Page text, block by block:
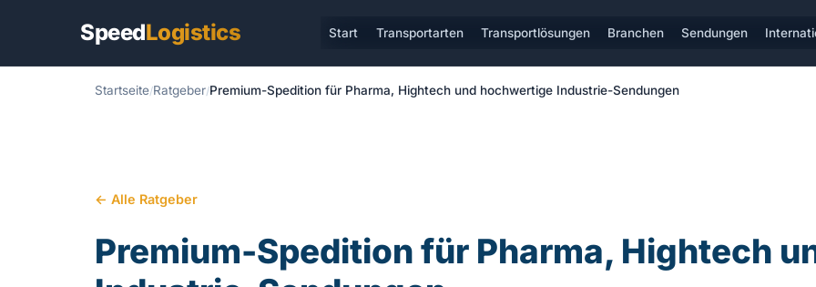
SpeedLogistics Start Transportarten Transportlösungen Branchen Sendungen
Startseite Ratgeber Premium-Spedition für Pharma, Hightech und hochwertige Industrie-Sendungen
← Alle Ratgeber
Premium-Spedition für Pharma, Hightech